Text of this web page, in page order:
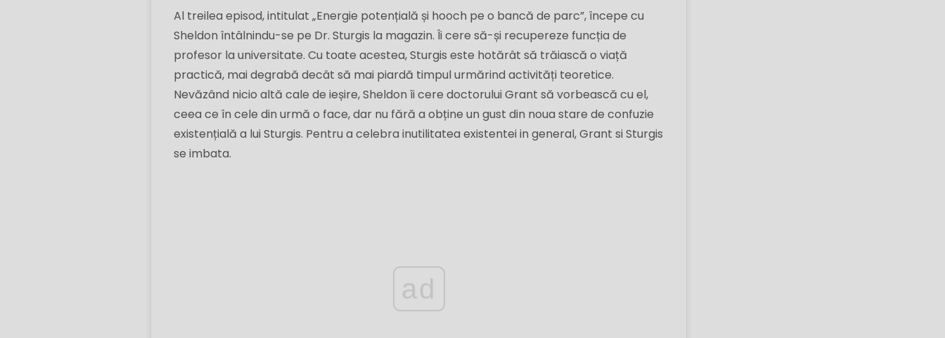
Al treilea episod, intitulat „Energie potențială și hooch pe o bancă de parc”, începe cu
Sheldon întâlnindu-se pe Dr. Sturgis la magazin. Îi cere să-și recupereze funcția de
profesor la universitate. Cu toate acestea, Sturgis este hotărât să trăiască o viață
practică, mai degrabă decât să mai piardă timpul urmărind activități teoretice.
Nevăzând nicio altă cale de ieșire, Sheldon îi cere doctorului Grant să vorbească cu el,
ceea ce în cele din urmă o face, dar nu fără a obține un gust din noua stare de confuzie
existențială a lui Sturgis. Pentru a celebra inutilitatea existentei in general, Grant si Sturgis
se imbata.
ad